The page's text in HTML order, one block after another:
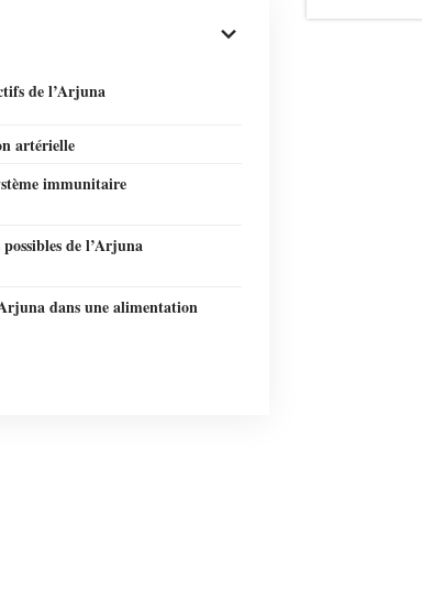
de l’Arjuna
artérielle
immunitaire
possibles de l’Arjuna
dans une alimentation